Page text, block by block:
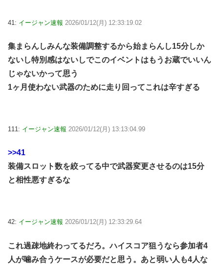
41: イージャン速報 2026/01/12(月) 12:33:19.02
集まらんしみんな装備調整するから始まらんし15分しか
ないし特別感はないしでこのイベントはもうお蔵でいいん
じゃないかって思う
1ヶ月使わない武器のために走り回ってこれは辛すぎる
111: イージャン速報 2026/01/12(月) 13:13:04.99
>>41
装備スロット数を絞ってる中で武器変更させるのは15分
と相性悪すぎるな
42: イージャン速報 2026/01/12(月) 12:33:29.64
これ過疎地終わってるだろ。ハイスコア狙うなら参加者4
人が噛み合うケースが必要だと思う。あと弱い人も4人な